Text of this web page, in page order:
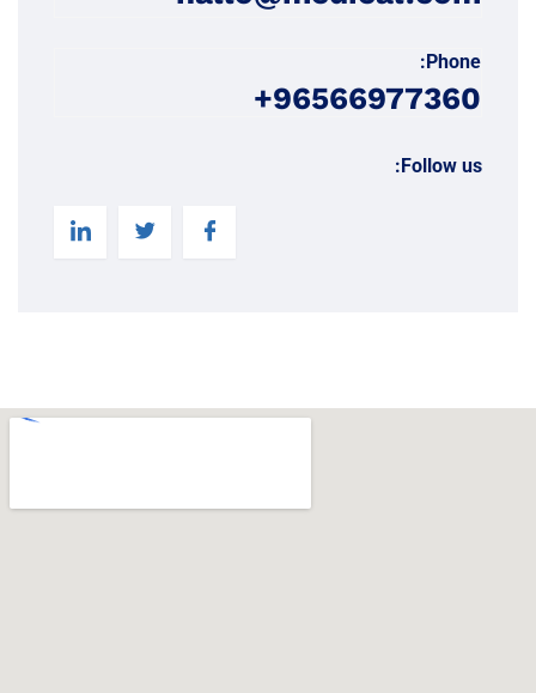
Phone:
96566977360+
Follow us: